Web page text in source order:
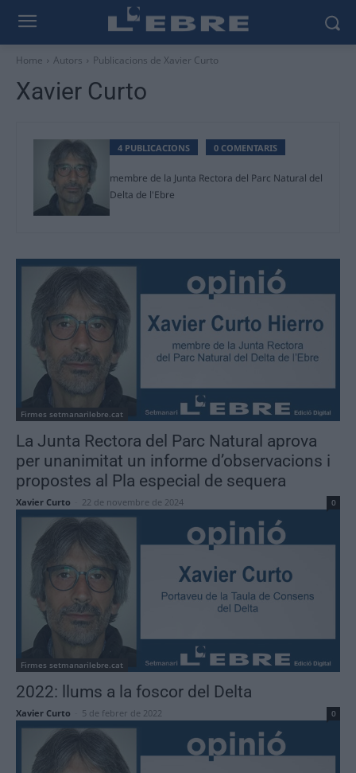
Home Autors Publicacions de Xavier Curto
Xavier Curto
4 PUBLICACIONS 0 COMENTARIS
membre de la Junta Rectora del Parc Natural del
Delta de l'Ebre
Firmes setmanarilebre.cat
La Junta Rectora del Parc Natural aprova
per unanimitat un informe d’observacions i
propostes al Pla especial de sequera
Xavier Curto 22 de novembre de 2024 0
Firmes setmanarilebre.cat
2022: llums a la foscor del Delta
Xavier Curto 5 de febrer de 2022 0